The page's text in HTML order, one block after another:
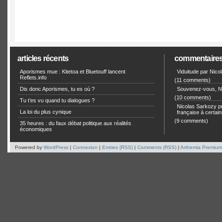
articles récents
Aporismes mue : Kitetoa et Bluetouff lancent
Reflets.info
Dis donc Aporismes, tu es où ?
Tu t’es vu quand tu dialogues ?
La loi du plus cynique
35 heures : du faux débat politique aux réalités
économiques
Viduitude par
(11 comments)
Souvenez-vous,
(10 comments)
Nicolas Sarkozy
française à
(9 comments)
Powered by WordPress | Connexion | Entries (RSS) | Comments (RSS) | Arthemia Premium